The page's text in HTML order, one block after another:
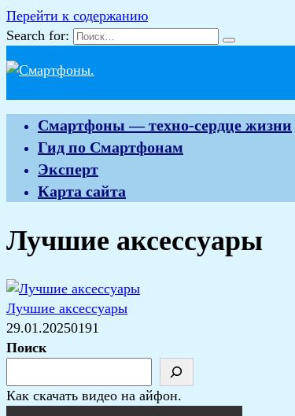
Перейти к содержанию
Search for:
Смартфоны — техно-сердце жизни
Гид по Смартфонам
Эксперт
Карта сайта
Лучшие аксессуары
Лучшие аксессуары
29.01.20250191
Поиск
Как скачать видео на айфон.